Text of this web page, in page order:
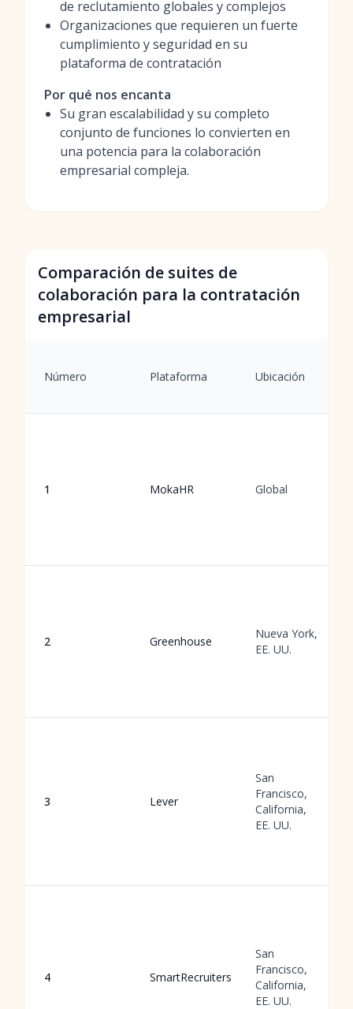
de reclutamiento globales y complejos
Organizaciones que requieren un fuerte
cumplimiento y seguridad en su
plataforma de contratación
Por qué nos encanta
Su gran escalabilidad y su completo
conjunto de funciones lo convierten en
una potencia para la colaboración
empresarial compleja.
Comparación de suites de
colaboración para la contratación
empresarial
Número Plataforma Ubicación
1 MokaHR Global
2 Greenhouse
Nueva York,
EE. UU.
3 Lever
San
Francisco,
California,
EE. UU.
4 SmartRecruiters
San
Francisco,
California,
EE. UU.